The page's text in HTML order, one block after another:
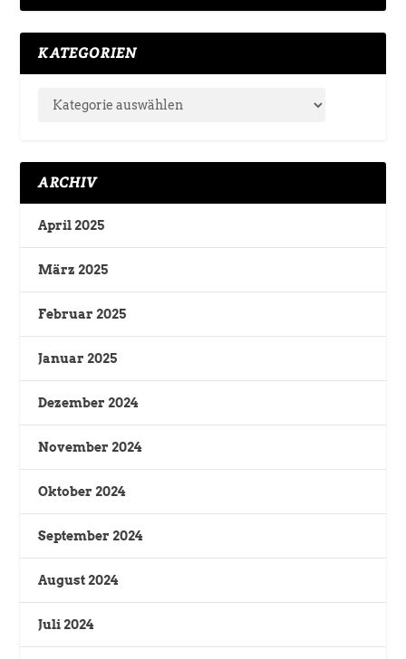
KATEGORIEN
ARCHIV
April 2025
März 2025
Februar 2025
Januar 2025
Dezember 2024
November 2024
Oktober 2024
September 2024
August 2024
Juli 2024